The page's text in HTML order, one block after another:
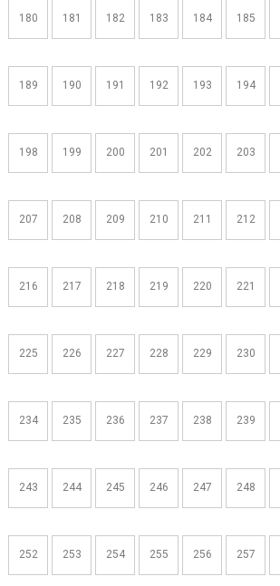
180 181 182 183 184 185
189 190 191 192 193 194
198 199 200 201 202 203
207 208 209 210 211 212
216 217 218 219 220 221
225 226 227 228 229 230
234 235 236 237 238 239
243 244 245 246 247 248
252 253 254 255 256 257